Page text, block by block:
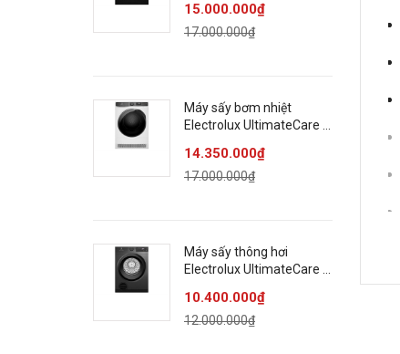
15.000.000₫
17.000.000₫
Máy sấy bơm nhiệt
Electrolux UltimateCare 8
14.350.000₫
17.000.000₫
Máy sấy thông hơi
Electrolux UltimateCare 9
10.400.000₫
12.000.000₫